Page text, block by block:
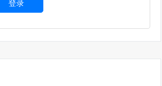
登录